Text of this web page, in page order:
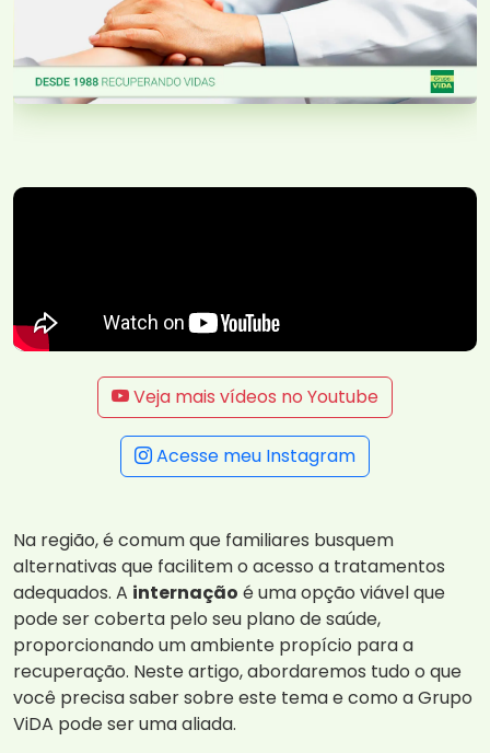
Veja mais vídeos no Youtube
Acesse meu Instagram
Na região, é comum que familiares busquem
alternativas que facilitem o acesso a tratamentos
adequados. A internação é uma opção viável que
pode ser coberta pelo seu plano de saúde,
proporcionando um ambiente propício para a
recuperação. Neste artigo, abordaremos tudo o que
você precisa saber sobre este tema e como a Grupo
ViDA pode ser uma aliada.